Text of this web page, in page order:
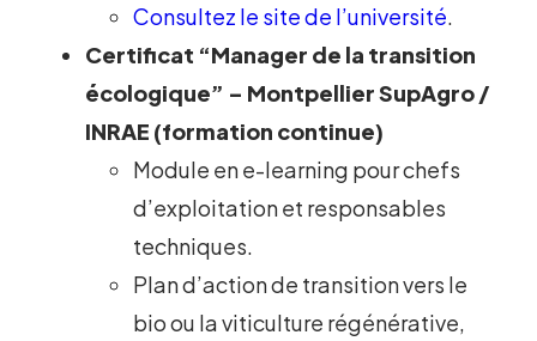
Consultez le site de l’université.
Certificat “Manager de la transition
écologique” – Montpellier SupAgro /
INRAE (formation continue)
Module en e-learning pour chefs
d’exploitation et responsables
techniques.
Plan d’action de transition vers le
bio ou la viticulture régénérative,